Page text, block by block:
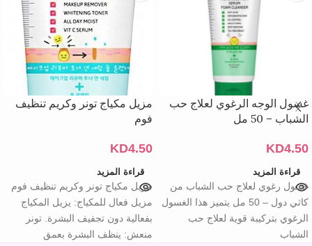
غسول الوجه الرغوي لعلاج حب
الشباب – 50 مل
KD4.50
قراءة المزيد
غسول رغوي لعلاج حب الشباب من
كاثي دول – 50 مل يتميز هذا الغسول
الرغوي بتركيبة قوية لعلاج حب
الشباب
مزيل مكياج تونر وكريم تنظيف
فوم
KD4.50
قراءة المزيد
مزيل مكياج تونر وكريم تنظيف فوم
مزيل فعال للمكياج: يزيل المكياج
بفعالية دون تجفيف البشرة. تونر
منعش: ينظف البشرة بعمق